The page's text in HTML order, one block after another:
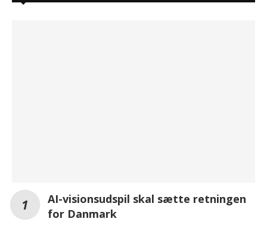
AI-visionsudspil skal sætte retningen
for Danmark